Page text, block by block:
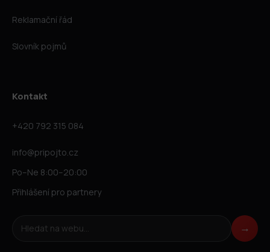
Reklamační řád
Slovník pojmů
Kontakt
+420 792 315 084
info@pripojto.cz
Po–Ne 8:00–20:00
Přihlášení pro partnery
Hledat na webu →